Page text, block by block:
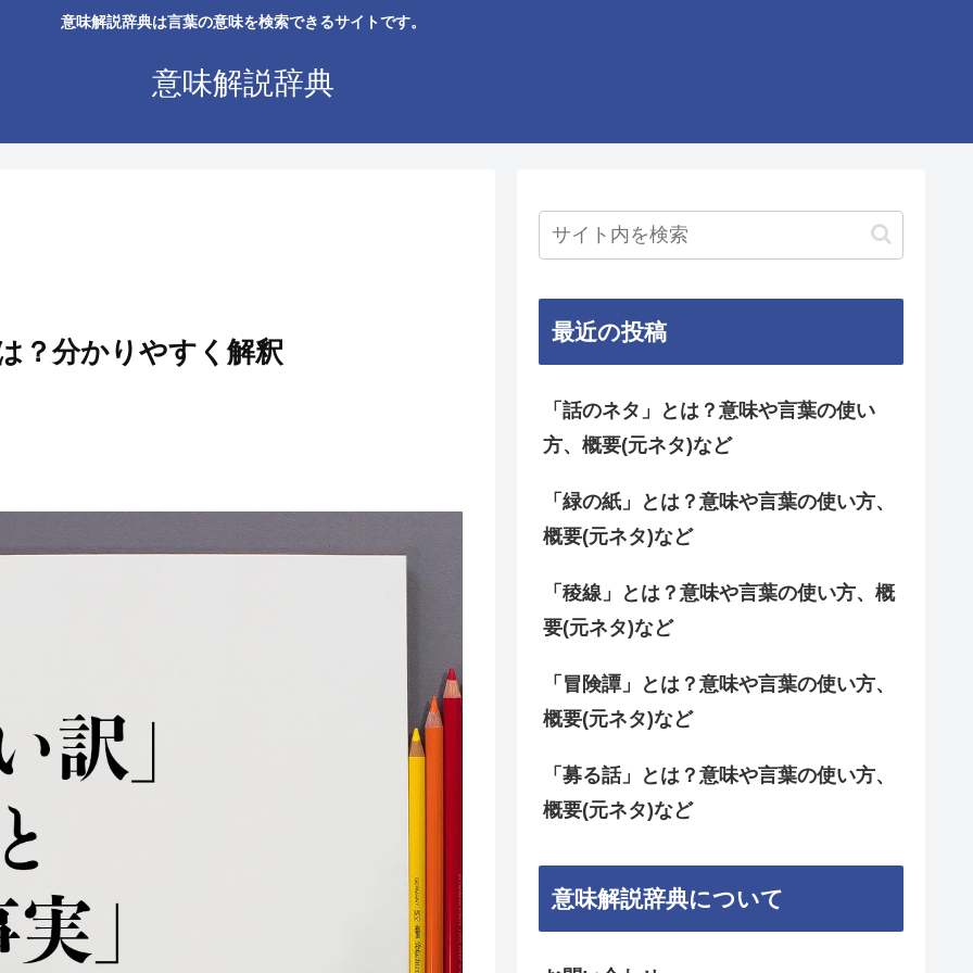
意味解説辞典は言葉の意味を検索できるサイトです。
意味解説辞典
？分かりやすく解釈
最近の投稿
「話のネタ」とは？意味や言葉の使い
方、概要(元ネタ)など
「緑の紙」とは？意味や言葉の使い方、
概要(元ネタ)など
「稜線」とは？意味や言葉の使い方、概
要(元ネタ)など
「冒険譚」とは？意味や言葉の使い方、
概要(元ネタ)など
「募る話」とは？意味や言葉の使い方、
概要(元ネタ)など
意味解説辞典について